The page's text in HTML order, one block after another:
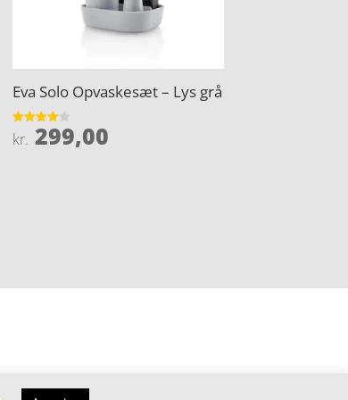
Eva Solo Opvaskesæt – Lys grå
Vurderet
4
kr. 299,00